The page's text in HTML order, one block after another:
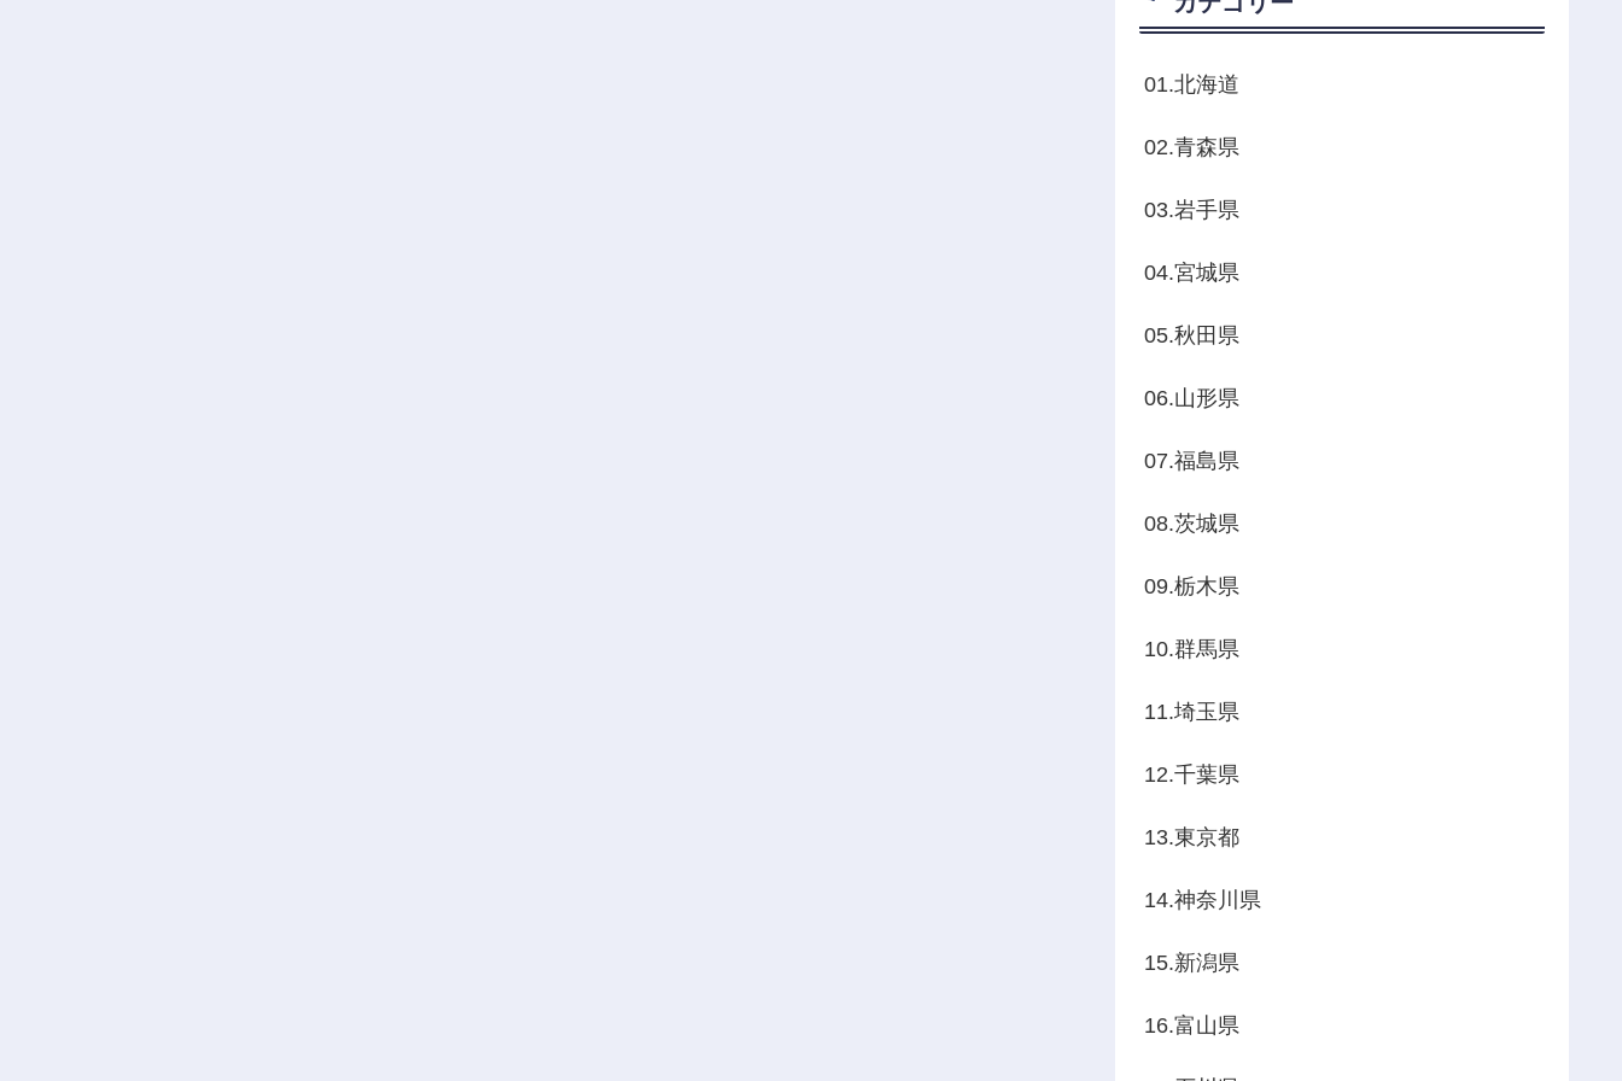
01.北海道
02.青森県
03.岩手県
04.宮城県
05.秋田県
06.山形県
07.福島県
08.茨城県
09.栃木県
10.群馬県
11.埼玉県
12.千葉県
13.東京都
14.神奈川県
15.新潟県
16.富山県